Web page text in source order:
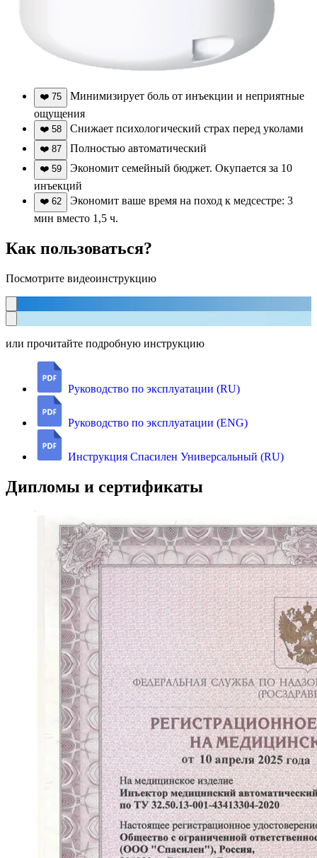
❤️ 75
Минимизирует боль от инъекции и неприятные
ощущения
❤️ 58 Снижает психологический страх перед уколами
❤️ 87 Полностью автоматический
❤️ 59
Экономит семейный бюджет. Окупается за 10
инъекций
❤️ 62
Экономит ваше время на поход к медсестре: 3
мин вместо 1,5 ч.
Как пользоваться?
Посмотрите видеоинструкцию
или прочитайте подробную инструкцию
Руководство по эксплуатации (RU)
Руководство по эксплуатации (ENG)
Инструкция Спасилен Универсальный (RU)
Дипломы и сертификаты